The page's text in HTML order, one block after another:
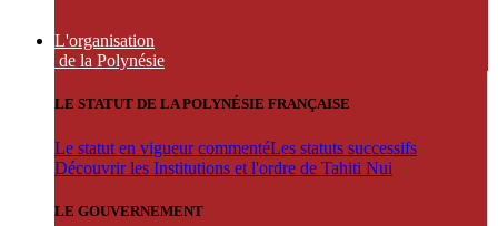
L'organisation
de la Polynésie
LE STATUT DE LA POLYNÉSIE FRANÇAISE
Le statut en vigueur commentéLes statuts successifs
Découvrir les Institutions et l'ordre de Tahiti Nui
LE GOUVERNEMENT